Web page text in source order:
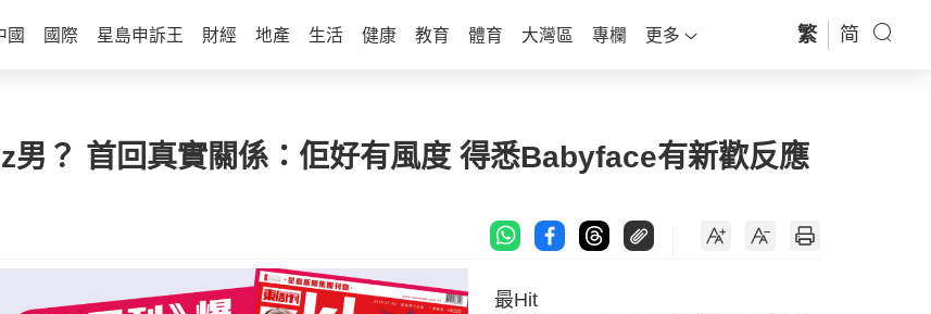
國 國際 星島申訴王 財經 地產 生活 健康 教育 體育 大灣區 專欄 更多 繁 简
男？ 首回真實關係：佢好有風度 得悉Babyface有新歡反應
最Hit